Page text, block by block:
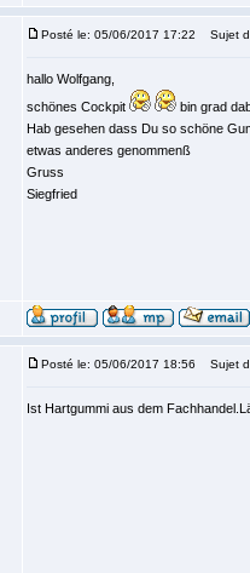
Posté le: 05/06/2017 17:22 Sujet
hallo Wolfgang,
schönes Cockpit
bin grad
Hab gesehen dass Du so schöne
etwas anderes genommenß
Gruss
Siegfried
Posté le: 05/06/2017 18:56 Sujet
Ist Hartgummi aus dem